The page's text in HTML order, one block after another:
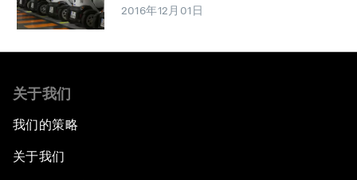
2016年12月01日
关于我们
我们的策略
关于我们